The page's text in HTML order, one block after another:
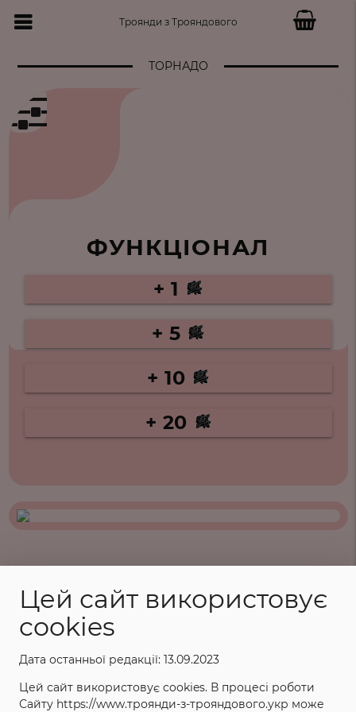
Цей сайт використовує
cookies
Дата останньої редакції: 13.09.2023
Цей сайт використовує cookies. В процесі роботи
Сайту https://www.троянди-з-трояндового.укр може
Троянди з Трояндового
ТОРНАДО
ФУНКЦІОНАЛ
+ 1
+ 5
+ 10
+ 20
ХАРАКТЕРИСТИКИ
Назва: Торнадо
Категорія: Флорібунда
Країна і рік створення: Кордес, Німеччина,
1973 р.